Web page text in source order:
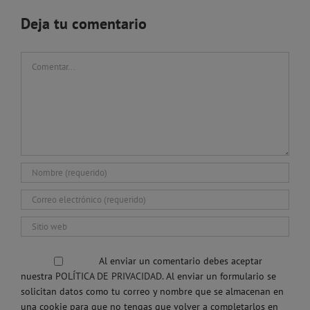
Deja tu comentario
Al enviar un comentario debes aceptar
nuestra POLÍTICA DE PRIVACIDAD. Al enviar un formulario se
solicitan datos como tu correo y nombre que se almacenan en
una cookie para que no tengas que volver a completarlos en